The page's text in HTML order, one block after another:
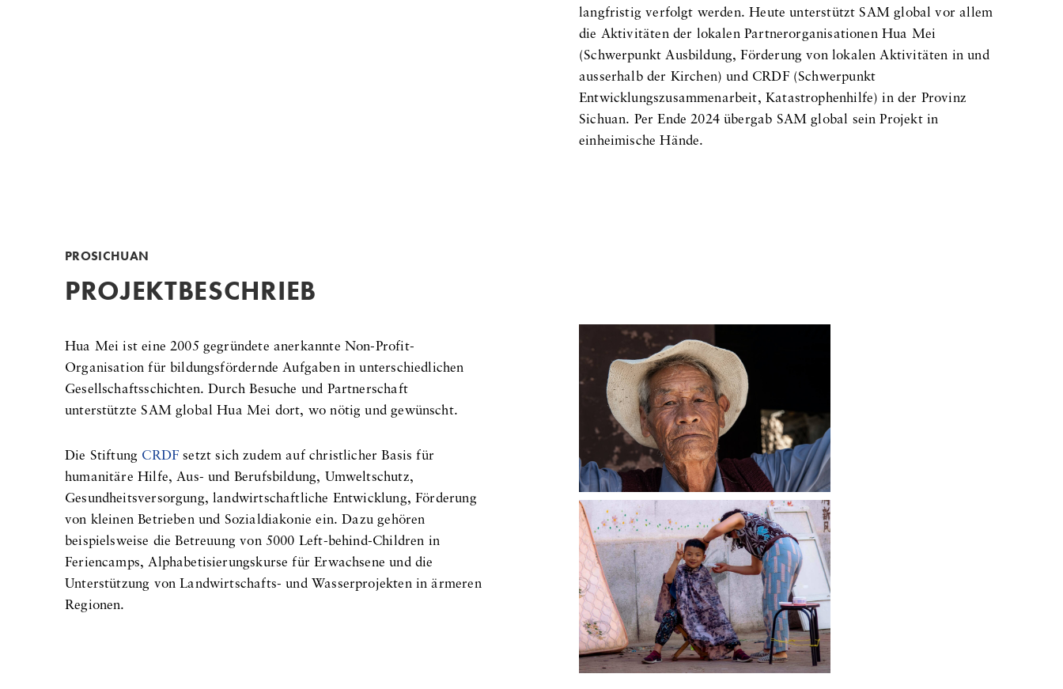
langfristig verfolgt werden. Heute unterstützt SAM global vor allem
die Aktivitäten der lokalen Partnerorganisationen Hua Mei
(Schwerpunkt Ausbildung, Förderung von lokalen Aktivitäten in und
ausserhalb der Kirchen) und CRDF (Schwerpunkt
Entwicklungszusammenarbeit, Katastrophenhilfe) in der Provinz
Sichuan. Per Ende 2024 übergab SAM global sein Projekt in
einheimische Hände.
PROSICHUAN
PROJEKTBESCHRIEB
Hua Mei ist eine 2005 gegründete anerkannte Non-Profit-
Organisation für bildungsfördernde Aufgaben in unterschiedlichen
Gesellschaftsschichten. Durch Besuche und Partnerschaft
unterstützte SAM global Hua Mei dort, wo nötig und gewünscht.
Die Stiftung CRDF setzt sich zudem auf christlicher Basis für
humanitäre Hilfe, Aus- und Berufsbildung, Umweltschutz,
Gesundheitsversorgung, landwirtschaftliche Entwicklung, Förderung
von kleinen Betrieben und Sozialdiakonie ein. Dazu gehören
beispielsweise die Betreuung von 5000 Left-behind-Children in
Feriencamps, Alphabetisierungskurse für Erwachsene und die
Unterstützung von Landwirtschafts- und Wasserprojekten in ärmeren
Regionen.